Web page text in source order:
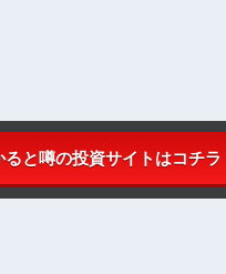
ると噂の投資サイトはコチラ